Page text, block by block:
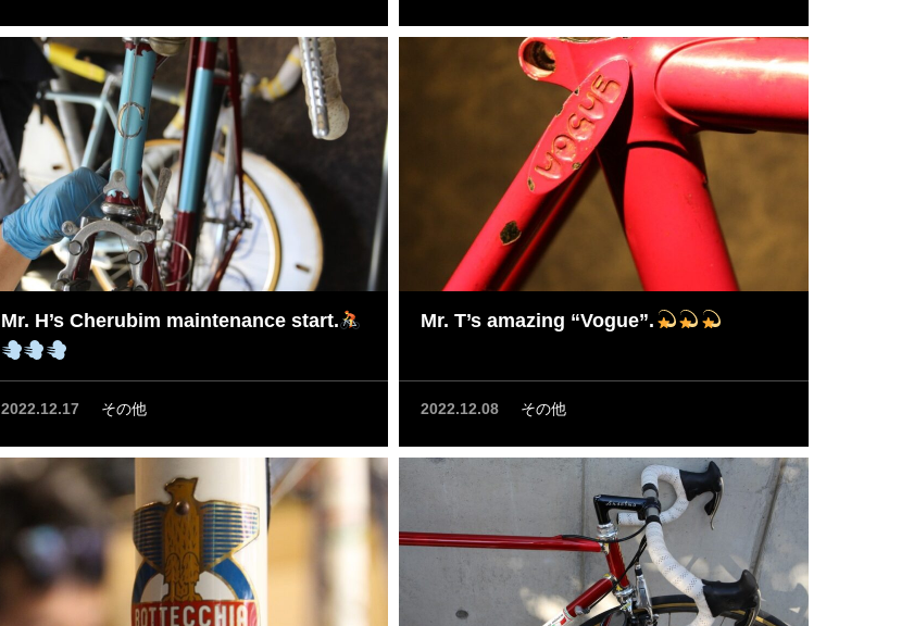
Mr. H’s Cherubim maintenance start.
2022.12.17 その他
Mr. T’s amazing “Vogue”.
2022.12.08 その他